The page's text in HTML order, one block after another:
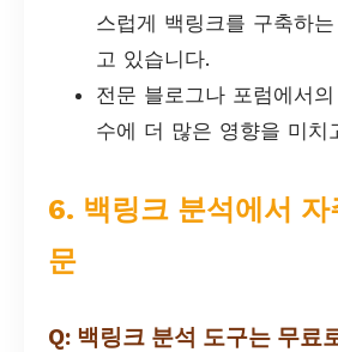
스럽게 백링크를 구축하
고 있습니다.
전문 블로그나 포럼에서
수에 더 많은 영향을 미치
6. 백링크 분석에서 자
문
Q: 백링크 분석 도구는 무료